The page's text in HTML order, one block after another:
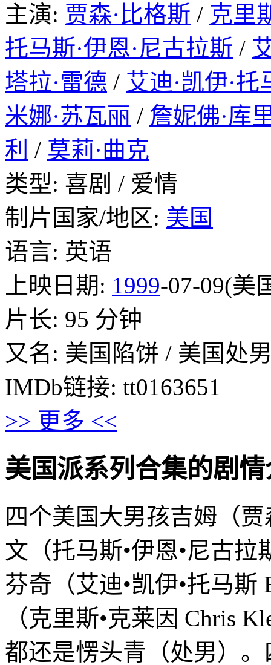
主演: 贾森·比格斯 / 克里
托马斯·伊恩·尼古拉斯 /
塔拉·雷德 / 艾迪·凯伊·托
米娜·苏瓦丽 / 詹妮佛·库
利 / 莫莉·曲克
类型: 喜剧 / 爱情
制片国家/地区: 美国
语言: 英语
上映日期: 1999-07-09(美
片长: 95 分钟
又名: 美国陷饼 / 美国处
IMDb链接: tt0163651
>> 更多 <<
美国派系列合集的剧情
四个美国大男孩吉姆（贾
文（托马斯•伊恩•尼古拉
芬奇（艾迪•凯伊•托马斯
（克里斯•克莱因 Chris
都还是愣头青（处男）